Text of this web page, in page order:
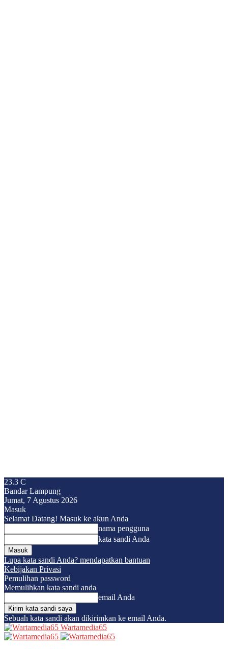
23.3 C
Bandar Lampung
Jumat, 7 Agustus 2026
Masuk
Selamat Datang! Masuk ke akun Anda
nama pengguna
kata sandi Anda
Lupa kata sandi Anda? mendapatkan bantuan
Kebijakan Privasi
Pemulihan password
Memulihkan kata sandi anda
email Anda
Sebuah kata sandi akan dikirimkan ke email Anda.
Wartamedia65